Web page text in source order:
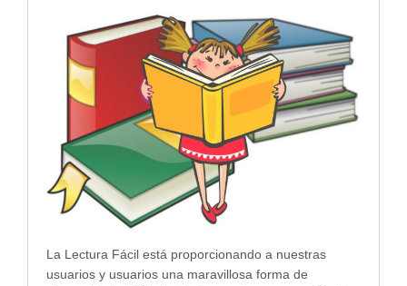
La Lectura Fácil está proporcionando a nuestras
usuarios y usuarios una maravillosa forma de